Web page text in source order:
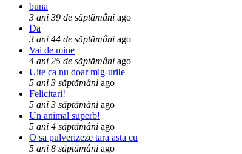
buna
3 ani 39 de săptămâni ago
Da
3 ani 44 de săptămâni ago
Vai de mine
4 ani 25 de săptămâni ago
Uite ca nu doar mig-urile
5 ani 3 săptămâni ago
Felicitari!
5 ani 3 săptămâni ago
Un animal superb!
5 ani 4 săptămâni ago
O sa pulverizeze tara asta cu
5 ani 8 săptămâni ago